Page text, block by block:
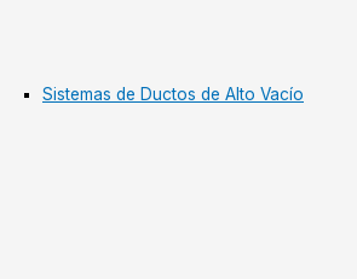
Sistemas de Ductos de Alto Vacío